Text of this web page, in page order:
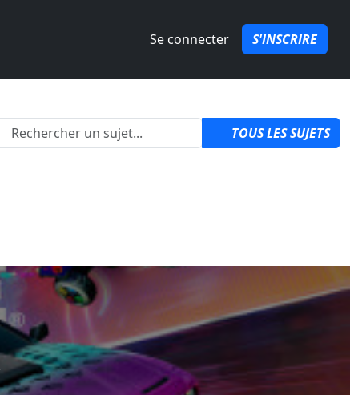
Se connecter S'INSCRIRE
2 TOUS LES SUJETS